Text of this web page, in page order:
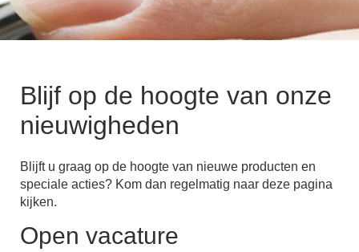
Blijf op de hoogte van onze
nieuwigheden
Blijft u graag op de hoogte van nieuwe producten en
speciale acties? Kom dan regelmatig naar deze pagina
kijken.
Open vacature